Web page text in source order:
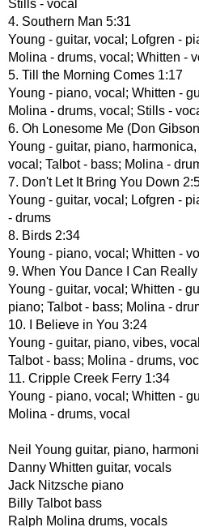
Stills - vocal
4. Southern Man 5:31
Young - guitar, vocal; Lofgren -
Molina - drums, vocal; Whitten -
5. Till the Morning Comes 1:17
Young - piano, vocal; Whitten -
Molina - drums, vocal; Stills -
6. Oh Lonesome Me (Don
Young - guitar, piano,
vocal; Talbot - bass; Molina -
7. Don't Let It Bring You Down
Young - guitar, vocal; Lofgren -
- drums
8. Birds 2:34
Young - piano, vocal; Whitten -
9. When You Dance I Can
Young - guitar, vocal; Whitten -
piano; Talbot - bass; Molina -
10. I Believe in You 3:24
Young - guitar, piano, vibes,
Talbot - bass; Molina - drums,
11. Cripple Creek Ferry 1:34
Young - piano, vocal; Whitten -
Molina - drums, vocal
Neil Young guitar, piano,
Danny Whitten guitar, vocals
Jack Nitzsche piano
Billy Talbot bass
Ralph Molina drums, vocals